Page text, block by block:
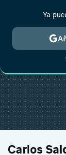
Carlos
Ya